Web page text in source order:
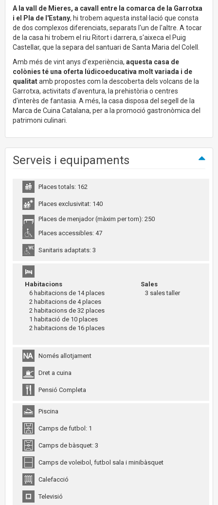
A la vall de Mieres, a cavall entre la comarca de la Garrotxa
i el Pla de l'Estany, hi trobem aquesta instal·lació que consta
de dos complexos diferenciats, separats l'un de l'altre. A tocar
de la casa hi trobem el riu Ritort i darrera, s'aixeca el Puig
Castellar, que la separa del santuari de Santa Maria del Colell.
Amb més de vint anys d'experiència, aquesta casa de
colònies té una oferta lúdicoeducativa molt variada i de
qualitatamb propostes com la descoberta dels volcans de la
Garrotxa, activitats d'aventura, la prehistòria o centres
d'interès de fantasia. A més, la casa disposa del segell de la
Marca de Cuina Catalana, per a la promoció gastronòmica del
patrimoni culinari.
Serveis i equipaments
Places totals: 162
Places exclusivitat: 140
Places de menjador (màxim per torn): 250
Places accessibles: 47
Sanitaris adaptats: 3
Habitacions
6 habitacions de 14 places
2 habitacions de 4 places
2 habitacions de 32 places
1 habitació de 10 places
2 habitacions de 16 places
Sales
3 sales taller
Només allotjament
Dret a cuina
Pensió Completa
Piscina
Camps de futbol: 1
Camps de bàsquet: 3
Camps de voleibol, futbol sala i minibàsquet
Calefacció
Televisió